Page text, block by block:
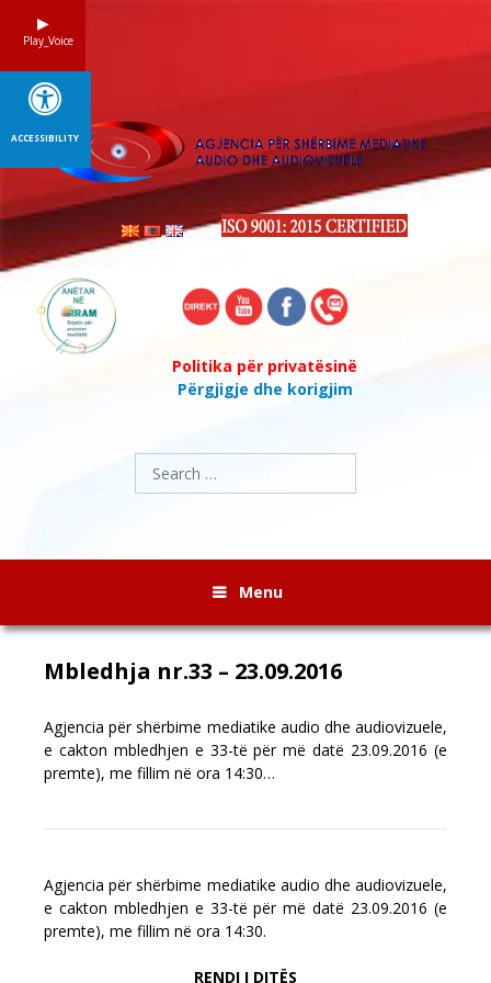
Politika për privatësinë
Përgjigje dhe korigjim
Search
for:
Menu
Mbledhja nr.33 – 23.09.2016
Agjencia për shërbime mediatike audio dhe audiovizuele,
e cakton mbledhjen e 33-të për më datë 23.09.2016 (e
premte), me fillim në ora 14:30…
Agjencia për shërbime mediatike audio dhe audiovizuele,
e cakton mbledhjen e 33-të për më datë 23.09.2016 (e
premte), me fillim në ora 14:30.
RENDI I DITËS
Play_Voice
ACCESSIBILITY